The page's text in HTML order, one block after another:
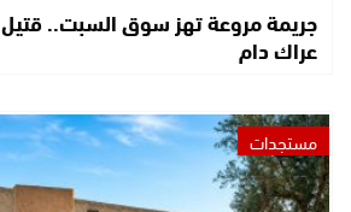
جريمة مروعة تهز سوق السبت..
عراك دام
مستجدات